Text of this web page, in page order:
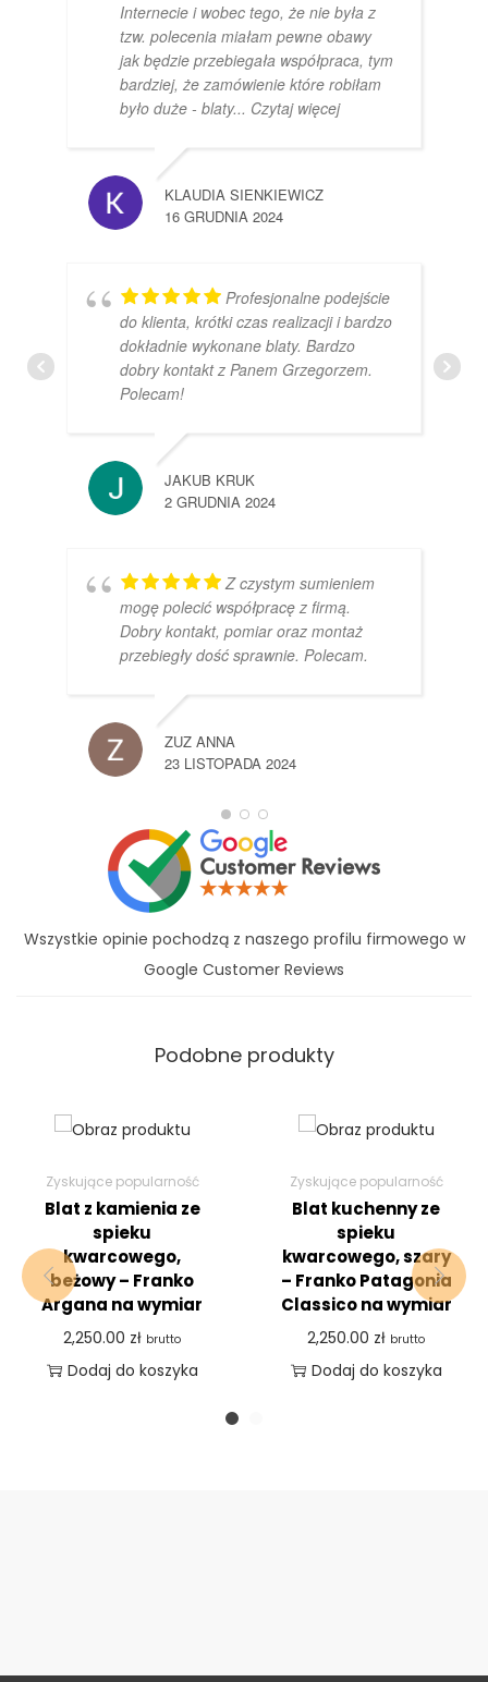
Internecie i wobec tego, że nie była z
tzw. polecenia miałam pewne obawy
jak będzie przebiegała współpraca, tym
bardziej, że zamówienie które robiłam
było duże - blaty... Czytaj więcej
KLAUDIA SIENKIEWICZ
16 GRUDNIA 2024
Profesjonalne podejście
do klienta, krótki czas realizacji i bardzo
dokładnie wykonane blaty. Bardzo
dobry kontakt z Panem Grzegorzem.
Polecam!
JAKUB KRUK
2 GRUDNIA 2024
Z czystym sumieniem
mogę polecić współpracę z firmą.
Dobry kontakt, pomiar oraz montaż
przebiegły dość sprawnie. Polecam.
ZUZ ANNA
23 LISTOPADA 2024
Wszystkie opinie pochodzą z naszego profilu firmowego w
Google Customer Reviews
Podobne produkty
Zyskujące popularność
Blat z kamienia ze
spieku
kwarcowego,
beżowy – Franko
Argana na wymiar
2,250.00 zł brutto
Dodaj do koszyka
Zyskujące popularność
Blat kuchenny ze
spieku
kwarcowego, szary
– Franko Patagonia
Classico na wymiar
2,250.00 zł brutto
Dodaj do koszyka